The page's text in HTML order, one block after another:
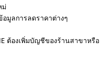
ม่
มูลการลดราคาต่างๆ
ต้องเพิ่มบัญชีของร้านสาขาหรือ